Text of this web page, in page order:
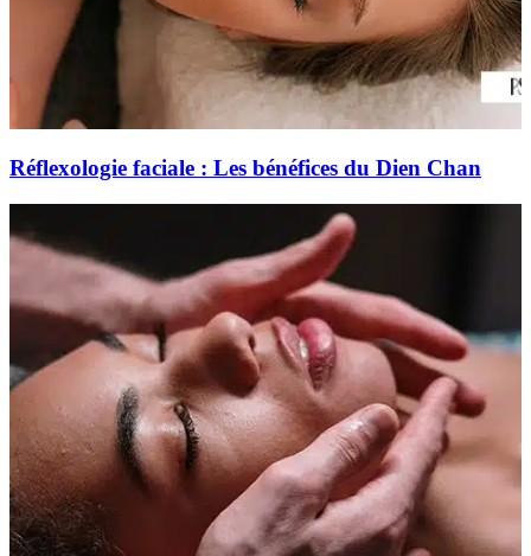
Réflexologie faciale : Les bénéfices du Dien Chan